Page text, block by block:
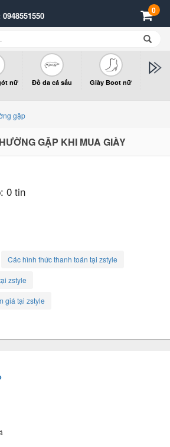
0
nữ Đồ da cá sấu Giày Boot nữ
gặp
GẶP KHI MUA GIÀY
0 tin
Các hình thức thanh toán tại zstyle
zstyle
giá tại zstyle